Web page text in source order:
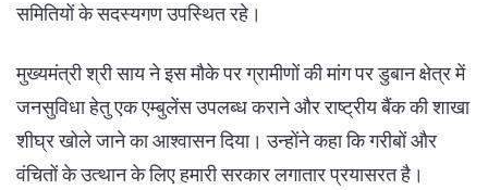
समितियों के सदस्यगण उपस्थित रहे।
मुख्यमंत्री श्री साय ने इस मौके पर ग्रामीणों की मांग पर डुबान क्षेत्र में
जनसुविधा हेतु एक एम्बुलेंस उपलब्ध कराने और राष्ट्रीय बैंक की शाखा
शीघ्र खोले जाने का आश्वासन दिया। उन्होंने कहा कि गरीबों और
वंचितों के उत्थान के लिए हमारी सरकार लगातार प्रयासरत है।